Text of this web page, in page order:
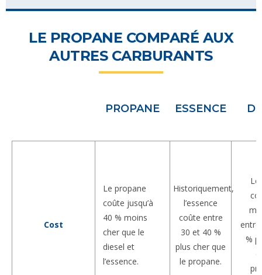
LE PROPANE COMPARÉ AUX
AUTRES CARBURANTS
PROPANE ESSENCE
Cost
Le propane
coûte jusqu’à
40 % moins
cher que le
diesel et
l’essence.
Historiquement,
l’essence
coûte entre
30 et 40 %
plus cher que
le propane.
Le
%